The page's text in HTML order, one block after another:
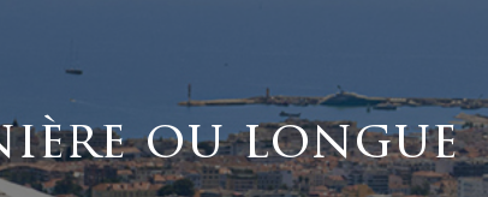
ou longue